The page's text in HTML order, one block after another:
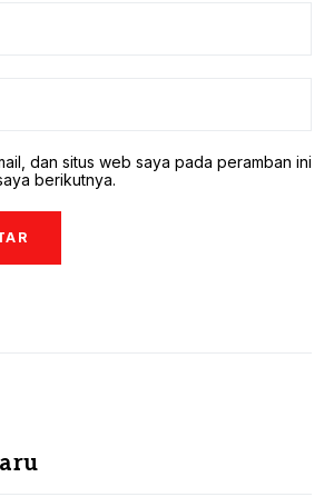
dan situs web saya pada peramban ini
berikutnya.